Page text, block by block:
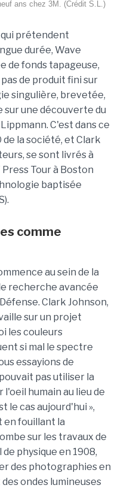
ans chez 3M. (Crédit S.L.)
qui prétendent
durée, Wave
de fonds tapageuse,
de produit fini sur
singulière, brevetée,
sur une découverte du
C'est dans ce
de la société, et Clark
se sont livrés à
Tour à Boston
baptisée
comme
au sein de la
recherche avancée
Clark Johnson,
sur un projet
les couleurs
si mal le spectre
essayions de
pas utiliser la
humain au lieu de
le cas aujourd'hui »,
en fouillant la
sur les travaux de
physique en 1908,
des photographies en
ondes lumineuses